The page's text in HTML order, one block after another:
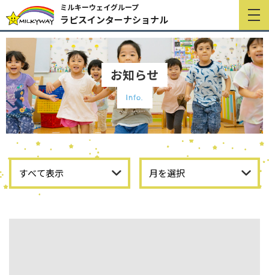
ミルキーウェイグループ
ラピスインターナショナル
お知らせ
Info.